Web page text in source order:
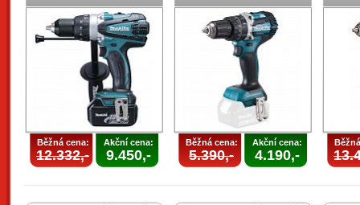
Běžná cena:
12.332,-
Akční cena:
9.450,-
Běžná cena:
5.390,-
Akční cena:
4.190,-